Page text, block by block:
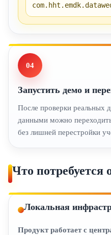
04
Запустить демо и
После проверки реальных
данными можно
без лишней перестройки
Что потребуется
Локальная
Продукт работает с